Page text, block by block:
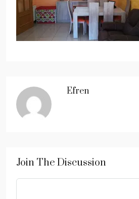
Efren
Join The Discussion